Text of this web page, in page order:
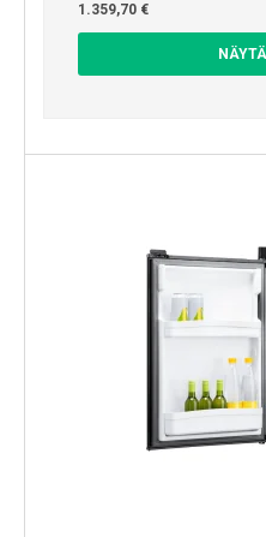
1.359,70 €